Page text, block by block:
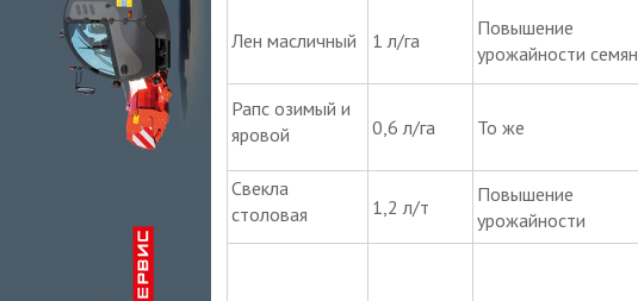
Лен масличный 1 л/га
Повышение
урожайности семян
Рапс озимый и
яровой
0,6 л/га То же
Свекла
столовая
1,2 л/т
Повышение
урожайности